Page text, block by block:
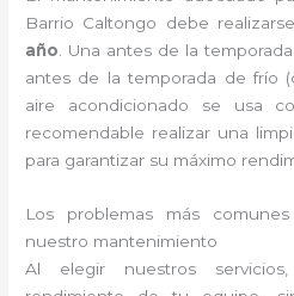
Barrio Caltongo debe
año. Una antes de la
antes de la temporada de frío
aire acondicionado se usa
recomendable realizar una
para garantizar su máximo
Los problemas más
nuestro mantenimiento
Al elegir nuestros